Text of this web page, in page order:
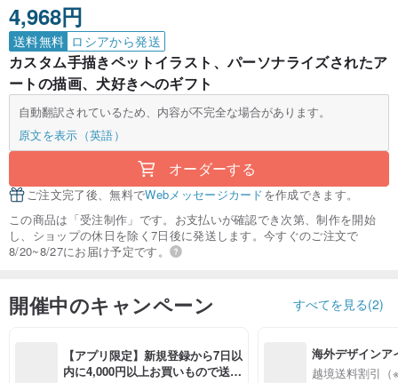
4,968円
送料無料 ロシアから発送
カスタム手描きペットイラスト、パーソナライズされたア
ートの描画、犬好きへのギフト
自動翻訳されているため、内容が不完全な場合があります。
原文を表示（英語）
オーダーする
ご注文完了後、無料でWebメッセージカードを作成できます。
この商品は「受注制作」です。お支払いが確認でき次第、制作を開始
し、ショップの休日を除く7日後に発送します。今すぐのご注文で
8/20~8/27にお届け予定です。
開催中のキャンペーン すべてを見る(2)
【アプリ限定】新規登録から7日以
内に4,000円以上お買いもので送料
海外デザインア
入
越境送料割引（